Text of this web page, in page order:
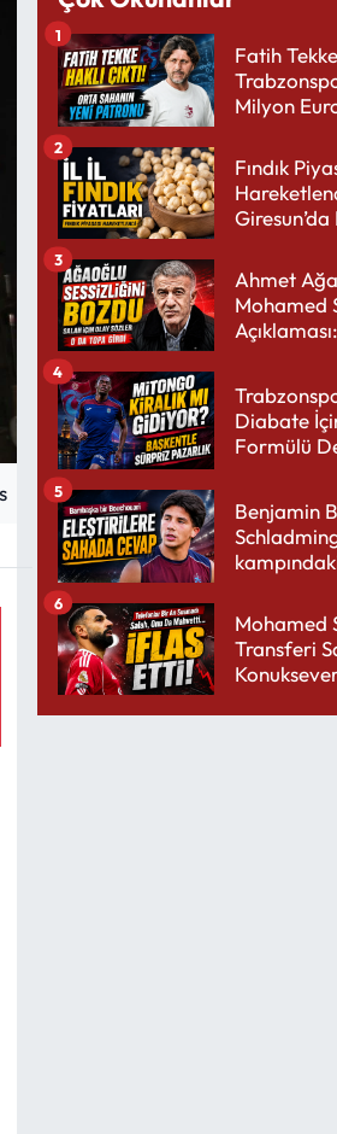
Fatih Tekke
Milyon
1
Fındık
2
Ahmet
Mohamed
Açıklaması:
Yakışır
3
Diabate
Formülü
4
Benjamin
5
Mohamed
Transferi
6